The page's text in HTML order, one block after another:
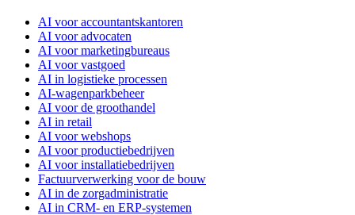
AI voor accountantskantoren
AI voor advocaten
AI voor marketingbureaus
AI voor vastgoed
AI in logistieke processen
AI-wagenparkbeheer
AI voor de groothandel
AI in retail
AI voor webshops
AI voor productiebedrijven
AI voor installatiebedrijven
Factuurverwerking voor de bouw
AI in de zorgadministratie
AI in CRM- en ERP-systemen